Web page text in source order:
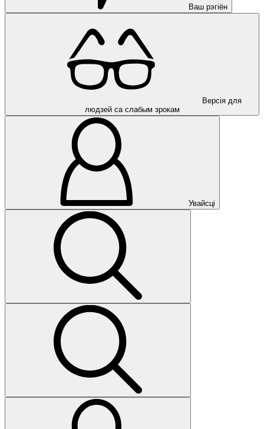
Ваш рэгіён
Версія для
людзей са слабым зрокам
Увайсці